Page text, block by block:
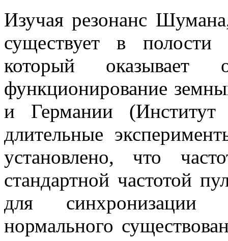
Изучая резонанс
существует в полости
который оказывает
функционирование
и Германии (Институт
длительные
установлено, что
стандартной частотой
для синхронизации
нормального